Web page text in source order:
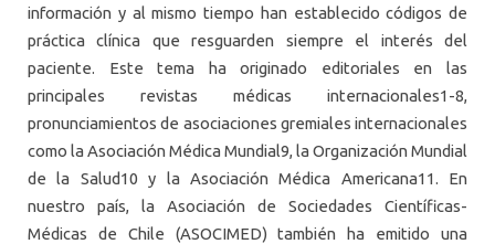
información y al mismo tiempo han establecido códigos de
práctica clínica que resguarden siempre el interés del
paciente. Este tema ha originado editoriales en las
principales revistas médicas internacionales1-8,
pronunciamientos de asociaciones gremiales internacionales
como la Asociación Médica Mundial9, la Organización Mundial
de la Salud10 y la Asociación Médica Americana11. En
nuestro país, la Asociación de Sociedades Científicas-
Médicas de Chile (ASOCIMED) también ha emitido una